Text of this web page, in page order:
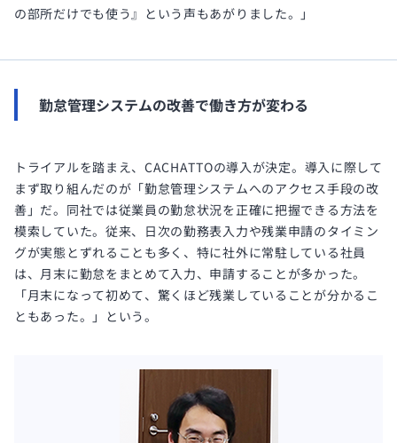
の部所だけでも使う』という声もあがりました。」
勤怠管理システムの改善で働き方が変わる
トライアルを踏まえ、CACHATTOの導入が決定。導入に際して
まず取り組んだのが「勤怠管理システムへのアクセス手段の改
善」だ。同社では従業員の勤怠状況を正確に把握できる方法を
模索していた。従来、日次の勤務表入力や残業申請のタイミン
グが実態とずれることも多く、特に社外に常駐している社員
は、月末に勤怠をまとめて入力、申請することが多かった。
「月末になって初めて、驚くほど残業していることが分かるこ
ともあった。」という。